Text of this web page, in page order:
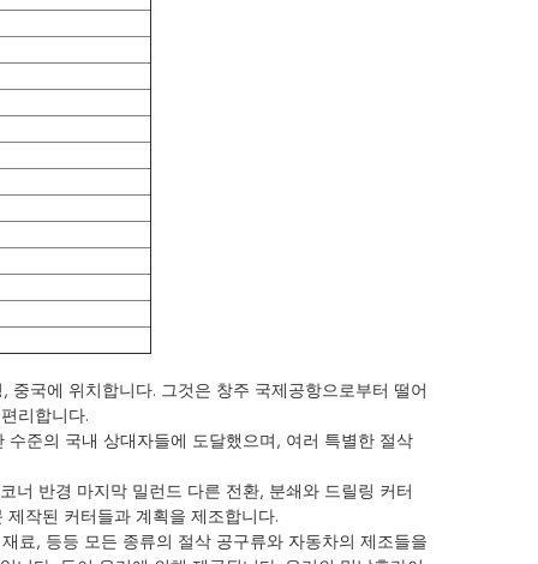
국에 위치합니다. 그것은 창주 국제공항으로부터 떨어
리합니다.
준의 국내 상대자들에 도달했으며, 여러 특별한 절삭
너 반경 마지막 밀런드 다른 전환, 분쇄와 드릴링 커터
작된 커터들과 계획을 제조합니다.
료, 등등 모든 종류의 절삭 공구류와 자동차의 제조들을